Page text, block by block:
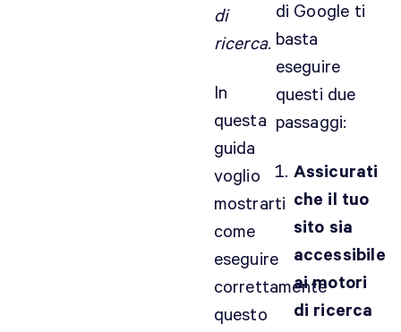
di
ricerca.
In
questa
guida
voglio
mostrarti
come
eseguire
correttamente
questo
di Google ti
basta
eseguire
questi due
passaggi:
Assicurati
che il tuo
sito sia
accessibile
ai motori
di ricerca